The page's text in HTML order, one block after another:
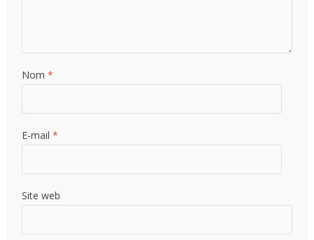
Nom*
E-mail*
Site web